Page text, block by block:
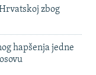
zbog
hapšenja jedne